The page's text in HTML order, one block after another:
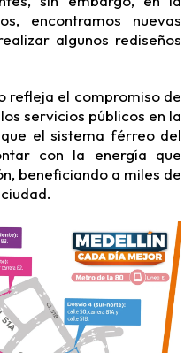
encontramos nuevas
algunos rediseños
refleja el compromiso de
servicios públicos en la
el sistema férreo del
con la energía que
beneficiando a miles de